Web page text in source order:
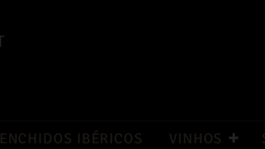
ENCHIDOS IBÉRICOS VINHOS